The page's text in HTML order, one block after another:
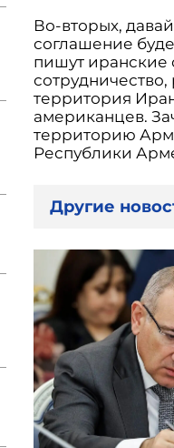
Во-вторых,
соглашение
пишут иранские
сотрудничество,
территория
американцев.
территорию
Республики
Другие